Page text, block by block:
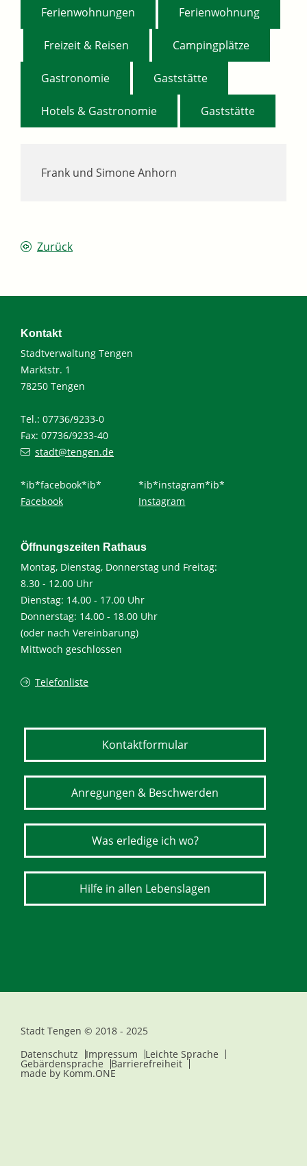
Frank und SimoneAnhorn
Ferienwohnungen
Ferienwohnung
Freizeit & Reisen Campingplätze
Gastronomie Gaststätte
Hotels & Gastronomie Gaststätte
Zurück
Kontakt
Stadtverwaltung Tengen
Marktstr. 1
78250 Tengen
Tel.: 07736/9233-0
Fax: 07736/9233-40
stadt@tengen.de
*ib*facebook*ib*
Facebook
*ib*instagram*ib*
Instagram
Öffnungszeiten Rathaus
Montag, Dienstag, Donnerstag und Freitag:
8.30 - 12.00 Uhr
Dienstag: 14.00 - 17.00 Uhr
Donnerstag: 14.00 - 18.00 Uhr
(oder nach Vereinbarung)
Mittwoch geschlossen
Telefonliste
Kontaktformular
Anregungen & Beschwerden
Was erledige ich wo?
Hilfe in allen Lebenslagen
Stadt Tengen © 2018 - 2025
Datenschutz
Impressum Leichte Sprache
Gebärdensprache Barrierefreiheit
made by Komm.ONE